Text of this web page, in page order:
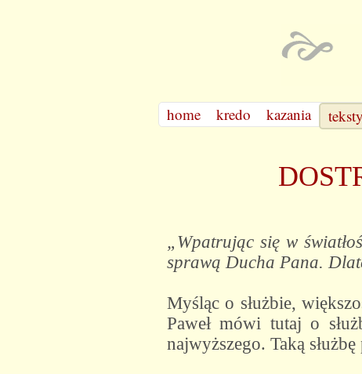
home kredo kazania teksty
„Wpatrując się w
sprawą Ducha Pana.
Myśląc o służbie,
Paweł mówi tutaj o
najwyższego. Taką służbę